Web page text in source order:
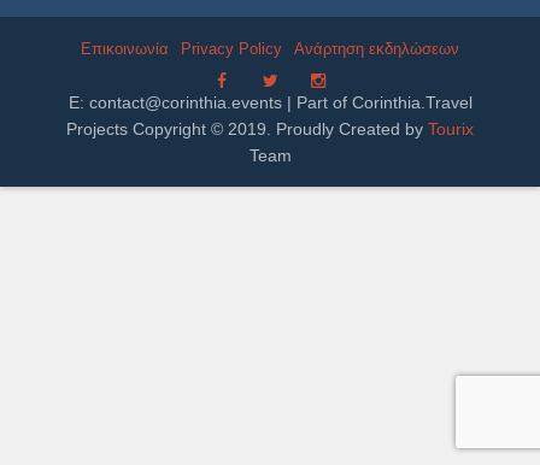
Επικοινωνία Privacy Policy Ανάρτηση εκδηλώσεων
E: contact@corinthia.events| Part of Corinthia.Travel
Projects Copyright © 2019. Proudly Created by Tourix
Team